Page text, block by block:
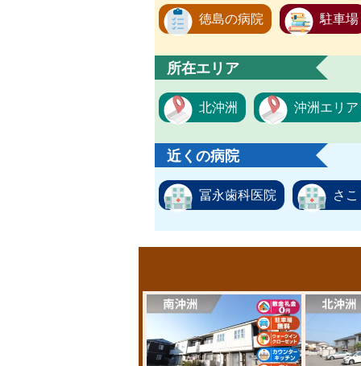
徳島の病院 駐車場
所在エリア
北沖洲 沖洲エリア
近くの病院
冨永歯科医院 さ